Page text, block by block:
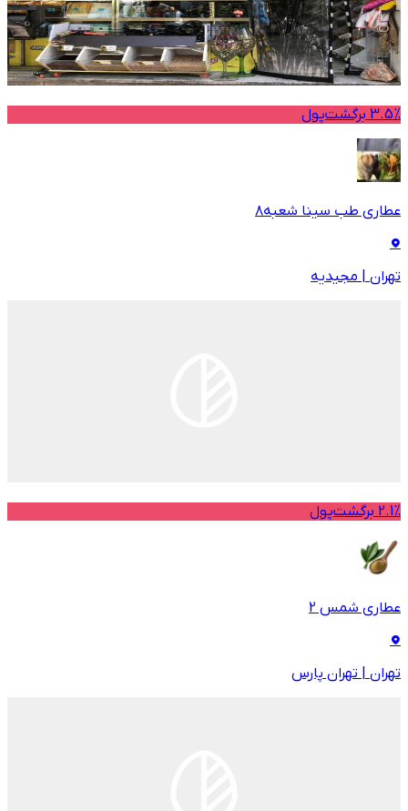
3.5% برگشت‌پول
عطاری طب سینا شعبه۸
تهران | مجیدیه
2.1% برگشت‌پول
عطاری شمس 2
تهران | تهران پارس